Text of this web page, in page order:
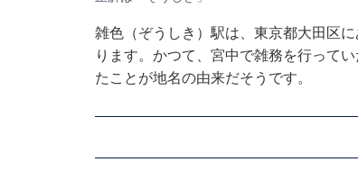
雑色（ぞうしき）駅は、東京都大田区
ります。かつて、宮中で雑務を行って
たことが地名の由来だそうです。